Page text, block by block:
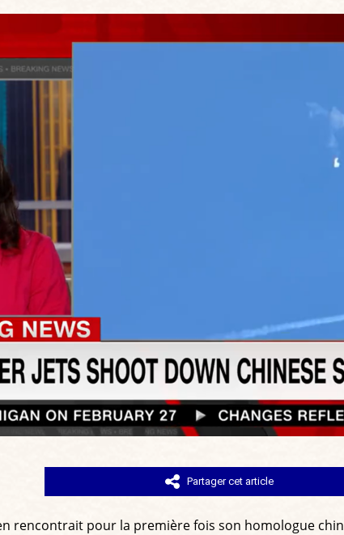
Partager cet article
rencontrait pour la première fois son homologue